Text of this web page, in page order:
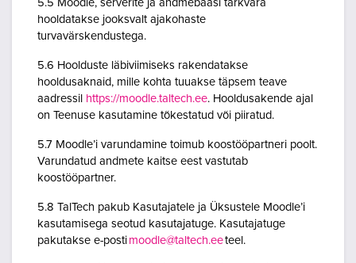
5.5 Moodle, serverite ja andmebaasi tarkvara
hooldatakse jooksvalt ajakohaste
turvavärskendustega.
5.6 Hoolduste läbiviimiseks rakendatakse
hooldusaknaid, mille kohta tuuakse täpsem teave
aadressil https://moodle.taltech.ee. Hooldusakende ajal
on Teenuse kasutamine tõkestatud või piiratud.
5.7 Moodle’i varundamine toimub koostööpartneri poolt.
Varundatud andmete kaitse eest vastutab
koostööpartner.
5.8 TalTech pakub Kasutajatele ja Üksustele Moodle’i
kasutamisega seotud kasutajatuge. Kasutajatuge
pakutakse e-posti moodle@taltech.eeteel.